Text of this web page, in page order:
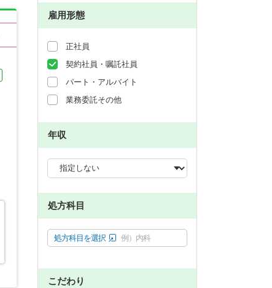
雇用形態
正社員
契約社員・嘱託社員
パート・アルバイト
業務委託その他
年収
処方科目
処方科目を選択 例）内科
こだわり